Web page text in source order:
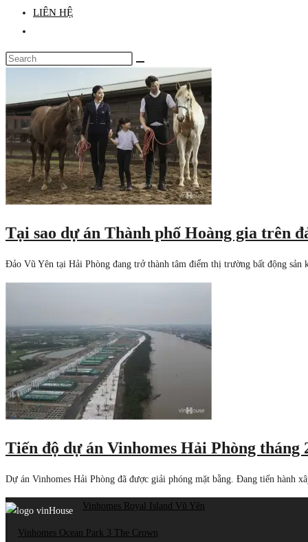
LIÊN HỆ
search
Search
Tại sao dự án Thành phố Hoàng gia trên
Đảo Vũ Yên tại Hải Phòng đang trở thành tâm điểm thị trường bất động
Tiến độ dự án Vinhomes Hải Phòng tháng
Dự án Vinhomes Hải Phòng đã được giải phóng mặt bằng. Đang tiến hành
Vinhomes Royal Island Vũ Yên
Vinhomes Ocean Park 3 The Crown